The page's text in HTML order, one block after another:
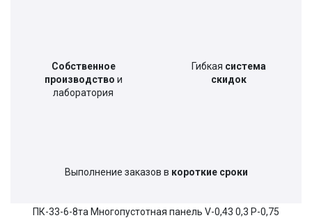
Собственное
производство и
лаборатория
Гибкая система
скидок
Выполнение заказов в короткие сроки
ПК-33-6-8та Многопустотная панель V-0,43 0,3 P-0,75